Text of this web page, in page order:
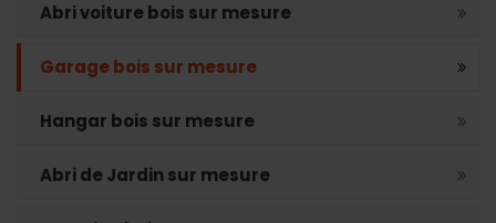
Abri voiture bois sur mesure
Garage bois sur mesure
Hangar bois sur mesure
Abri de Jardin sur mesure